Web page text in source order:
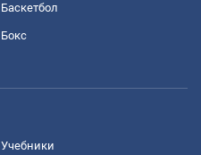
Баскетбол
Бокс
Учебники